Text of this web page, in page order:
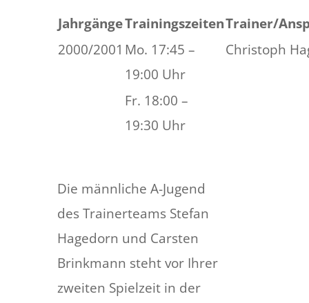
JahrgängeTrainingszeitenTrainer/
2000/2001 Mo. 17:45 –
19:00 Uhr
Christoph
Fr. 18:00 –
19:30 Uhr
Die männliche A-Jugend
des Trainerteams Stefan
Hagedorn und Carsten
Brinkmann steht vor Ihrer
zweiten Spielzeit in der